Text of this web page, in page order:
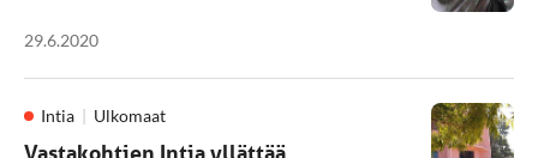
29.6.2020
Intia Ulkomaat
Vastakohtien Intia yllättää